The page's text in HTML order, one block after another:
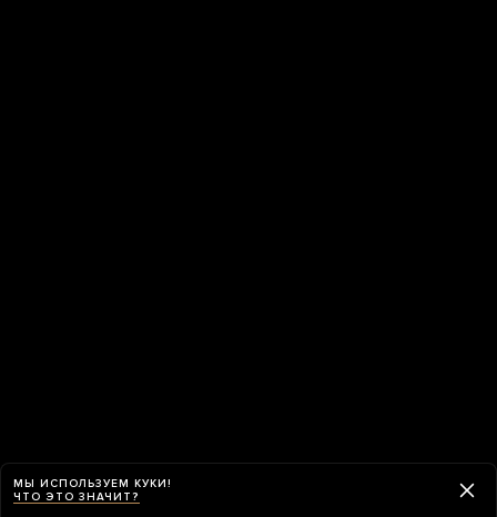
МЫ ИСПОЛЬЗУЕМ КУКИ!
ЧТО ЭТО ЗНАЧИТ?